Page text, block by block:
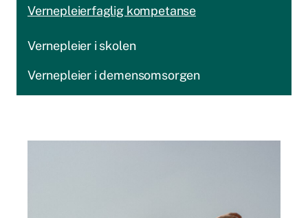
Vernepleierfaglig kompetanse
Vernepleier i skolen
Vernepleier i demensomsorgen